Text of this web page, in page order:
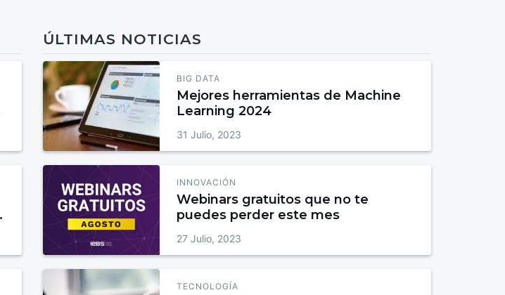
ÚLTIMAS NOTICIAS
BIG DATA
Mejores herramientas de Machine
Learning 2024
31 Julio, 2023
INNOVACIÓN
Webinars gratuitos que no te
puedes perder este mes
27 Julio, 2023
TECNOLOGÍA